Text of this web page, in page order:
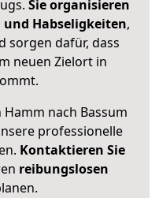
Sie organisieren
Habseligkeiten,
sorgen dafür, dass
neuen Zielort in
nach Bassum
professionelle
Kontaktieren Sie
reibungslosen